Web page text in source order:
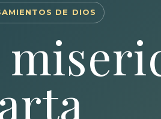
DE DIOS